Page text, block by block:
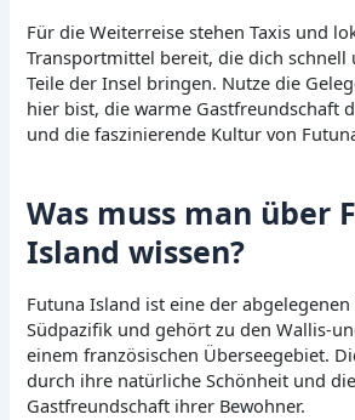
Für die Weiterreise stehen Taxis und
Transportmittel bereit, die dich
Teile der Insel bringen. Nutze die
hier bist, die warme Gastfreundschaft
und die faszinierende Kultur von
Was muss man über
Island wissen?
Futuna Island ist eine der
Südpazifik und gehört zu den Wallis-
einem französischen Überseegebiet.
durch ihre natürliche Schönheit und
Gastfreundschaft ihrer Bewohner.